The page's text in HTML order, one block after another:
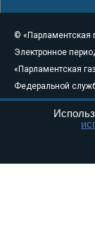
© «Парламентская
Электронное
«Парламентская
Федеральной
связи,
массовых
Свидетельство о